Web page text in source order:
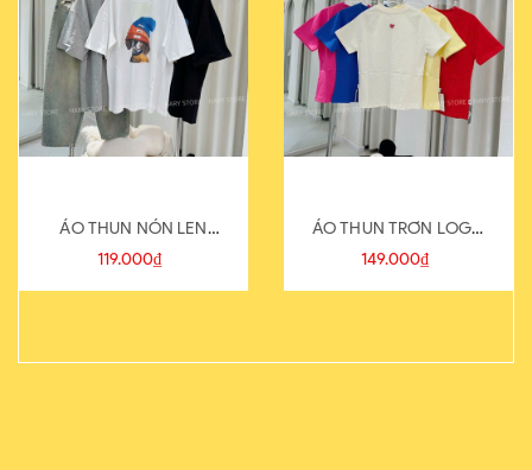
ÁO THUN NÓN LEN
821-1
119.000₫
ÁO THUN TRƠN LOGO
SAU
149.000₫